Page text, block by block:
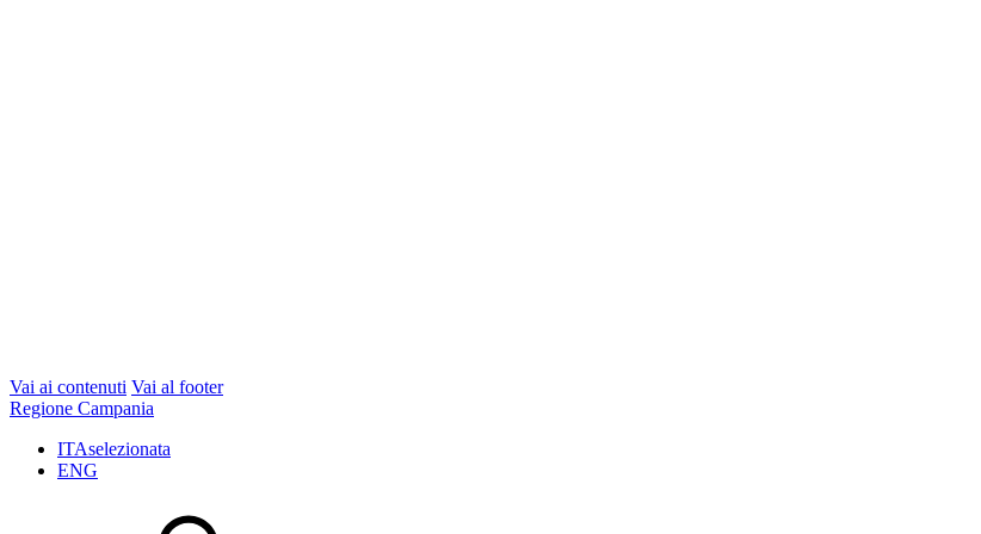
Vai ai contenuti Vai al footer
Regione Campania
ITAselezionata
ENG